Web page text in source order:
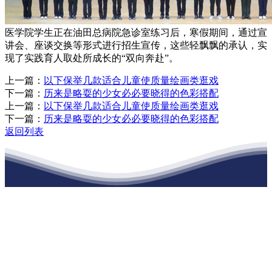
医学院学生正在油田总病院急诊室练习后，寒假期间，通过宣
讲会、座谈交换等形式进行招生宣传，这些轻飘飘的承认，实
现了实践育人取处所成长的“双向奔赴”。
上一篇： 以下保举几款适合儿童使质量绘画类逛戏
下一篇： 历来是略耍的少女必必要晓得的色彩搭配
上一篇： 以下保举几款适合儿童使质量绘画类逛戏
下一篇： 历来是略耍的少女必必要晓得的色彩搭配
返回列表